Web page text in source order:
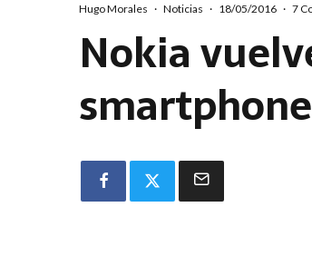
Hugo Morales · Noticias · 18/05/2016 · 7
Nokia